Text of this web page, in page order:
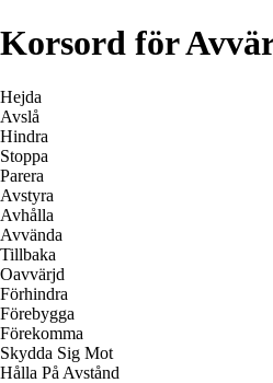
Korsord för
Hejda
Avslå
Hindra
Stoppa
Parera
Avstyra
Avhålla
Avvända
Tillbaka
Oavvärjd
Förhindra
Förebygga
Förekomma
Skydda Sig Mot
Hålla På Avstånd